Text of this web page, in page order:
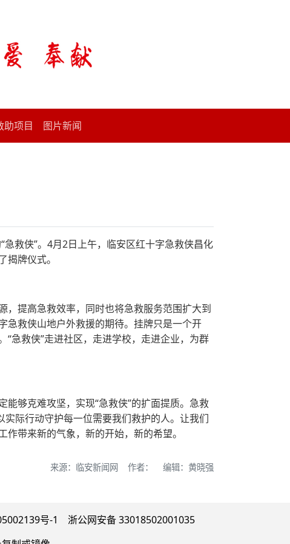
助项目 图片新闻
救侠”。4月2日上午，临安区红十字急救侠昌化
牌仪式。
，提高急救效率，同时也将急救服务范围扩大到
急救侠山地户外救援的期待。挂牌只是一个开
急救侠”走进社区，走进学校，走进企业，为群
够克难攻坚，实现“急救侠”的扩面提质。急救
际行动守护每一位需要我们救护的人。让我们
带来新的气象，新的开始，新的希望。
来源：临安新闻网 作者： 编辑：黄晓强
号-1 浙公网安备 33018502001035